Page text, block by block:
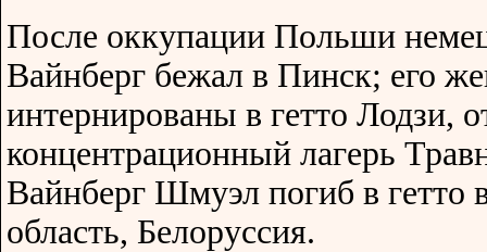
После оккупации Польши
Вайнберг бежал в Пинск; его
интернированы в гетто Лодзи,
концентрационный лагерь
Вайнберг Шмуэл погиб в гетто
область, Белоруссия.